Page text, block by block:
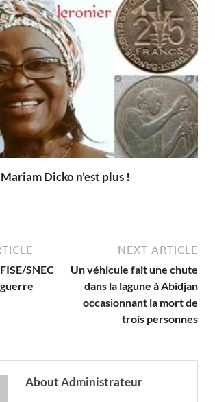
Dicko n’est plus !
SNEC
NEXT ARTICLE
Un véhicule fait une chute
dans la lagune à Abidjan
occasionnant la mort de
trois personnes
About Administrateur